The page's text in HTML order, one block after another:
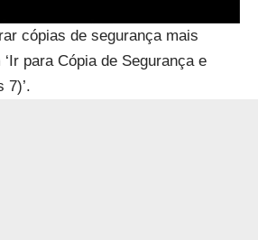
cópias de segurança mais
‘Ir para Cópia de Segurança e
7)’.